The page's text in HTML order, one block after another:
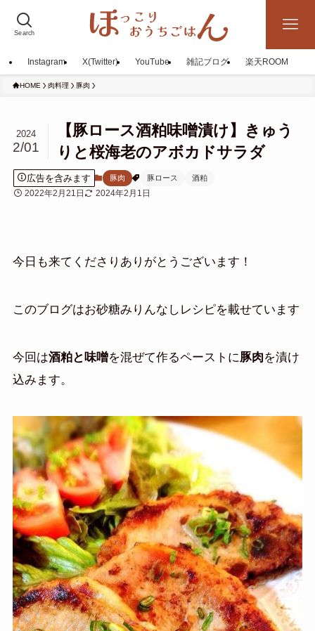
Search
Instagram X(Twitter) YouTube 雑記ブログ 楽天ROOM
HOME 肉料理 豚肉
【豚ロース酒粕味噌漬け】きゅう
りと桜海老のアボカドサラダ
2024
2/01
広告を含みます 豚肉 豚ロース 酒粕
2022年2月21日 2024年2月1日
今日も来てくださりありがとうございます！
このブログはお砂糖みりんなしレシピを載せています
今回は酒粕と味噌を混ぜて作るペーストに豚肉を漬け
込みます。